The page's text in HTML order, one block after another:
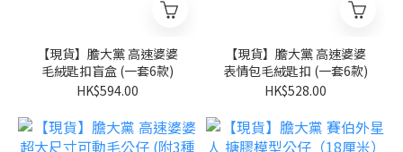
【現貨】膽大黨 高速婆婆
毛絨匙扣盲盒 (一套6款)
HK$594.00
【現貨】膽大黨 高速婆婆
表情包毛絨匙扣 (一套6款)
HK$528.00